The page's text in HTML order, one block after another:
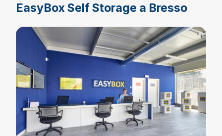
EasyBox Self Storage a Bresso